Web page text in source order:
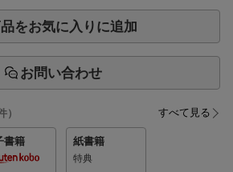
をお気に入りに追加
お問い合わせ
） すべて見る
書籍 紙書籍
特典